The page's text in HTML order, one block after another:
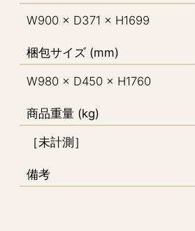
W900 × D371 × H1699
梱包サイズ (mm)
W980 × D450 × H1760
商品重量 (kg)
［未計測］
備考